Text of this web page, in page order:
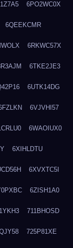
6PO2WC0X
6QEEKCMR
6RKWC57X
6TKE2JE3
6UTK14DG
6VJVHI57
6WAOIUX0
6XIHLDTU
6XVXTC5I
6ZISH1A0
711BHOSD
725P81XE